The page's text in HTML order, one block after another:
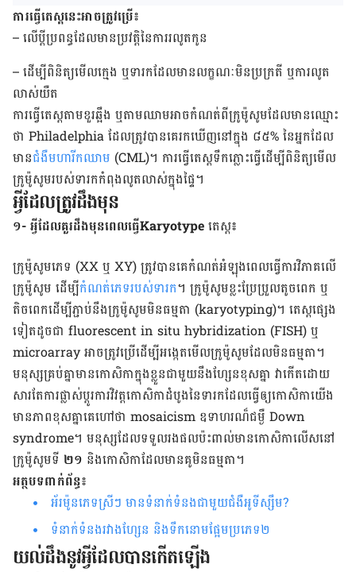
ការ​ធ្វើ​តេស្ត​នេះ​អាច​ត្រូវ​ប្រើ៖
– លើ​ប្តី​ប្រពន្ធ​ដែល​មាន​ប្រវត្តិ​នៃ​ការ​រលូត​កូន
– ដើម្បី​ពិនិត្យ​មើល​ក្មេង ឬ​ទារក​ដែល​មាន​លក្ខណៈ​មិន​ប្រក្រតី ឬ​ការ​លូត
លាស់​យឺត
ការ​ធ្វើ​តេស្ត​តាម​ខួរ​ឆ្អឹង ឬ​តាម​ឈាម​អាច​កំណត់​ពី​ក្រូម៉ូសូម​ដែល​មាន​ឈ្មោះ​
ថា Philadelphiaដែល​ត្រូវ​បាន​គេ​រក​ឃើញ​នៅ​ក្នុង ៨៥% នៃ​អ្នក​ដែល​
មាន​ជំងឺ​មហារីក​ឈាម (CML)។ ការ​ធ្វើ​តេស្ត​ទឹក​ភ្លោះ​ធ្វើ​ដើម្បី​ពិនិត្យ​មើល​
ក្រូម៉ូសូម​របស់​ទារក​កំពុង​លូត​លាស់​ក្នុង​ផ្ទៃ។
អ្វី​ដែល​ត្រូវ​ដឹង​មុន
១- អ្វីដែលគួរដឹងមុនពេលធ្វើKaryotypeតេស្ត៖
ក្រូម៉ូសូម​ភេទ (XXឬ XY) ត្រូវ​បាន​គេ​កំណត់​អំឡុង​ពេល​ធ្វើ​ការ​វិភាគ​លើ​
ក្រូម៉ូសូម ដើម្បី​កំណត់​ភេទ​របស់​ទារក។ ក្រូម៉ូសូម​ខ្លះ​ប្រែ​ប្រួល​តូច​ពេក ឬ​
តិច​ពេក​ដើម្បី​ភ្ជាប់​នឹង​ក្រូម៉ូសូម​មិន​ធម្មតា (karyotyping)។ តេស្ត​ផ្សេង​
ទៀត​ដូច​ជា fluorescentin situhybridization (FISH) ឬ
microarrayអាច​ត្រូវ​ប្រើ​ដើម្បី​អង្កេត​មើល​ក្រូម៉ូសូម​ដែល​មិន​ធម្មតា។
មនុស្ស​គ្រប់​គ្នា​មាន​កោសិកា​ក្នុង​ខ្លួនជា​មួយ​នឹង​ហ្សែន​ខុស​គ្នា វា​កើត​ដោយ​
សារ​តែ​ការ​ផ្លាស់​ប្តូរ​ការ​វិវត្ត​កោសិកា​ដំបូង​នៃ​ទារក​ដែល​ធ្វើ​ឲ្យ​កោសិកា​យើង​
មាន​ភាព​ខុស​គ្នា​គេ​ហៅ​ថា mosaicism ឧទាហរណ៏​ជម្ងឺ Down
syndrome។ មនុស្ស​ដែល​ទទួល​រង​ផល​ប៉ះ​ពាល់​មាន​កោសិកា​លើស​នៅ​
ក្រូម៉ូសូម​ទី ២១ និង​កោសិកា​ដែល​មាន​គូ​មិន​ធម្មតា។
អត្ថបទពាក់ព័ន្ធ៖
អ័រម៉ូនភេទស្រីៗ មានទំនាក់ទំនងជាមួយជំងឺអូទីស្សឹម?
ទំនាក់​ទំនងរវាងហ្សែន និងទឹក​នោម​ផ្អែម​ប្រភេទ​២
យល់ដឹងនូវអ្វីដែលបានកើតឡើង